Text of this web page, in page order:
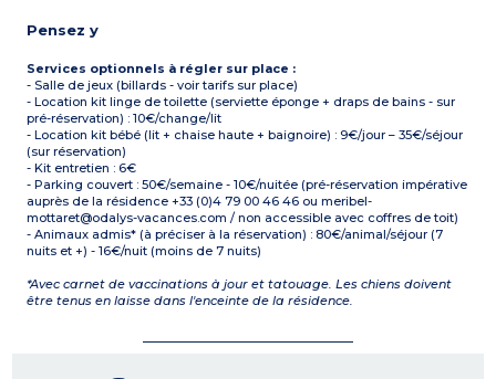
Pensez y
Services optionnels à régler sur place :
- Salle de jeux (billards - voir tarifs sur place)
- Location kit linge de toilette (serviette éponge + draps de bains - sur
pré-réservation) : 10€/change/lit
- Location kit bébé (lit + chaise haute + baignoire) : 9€/jour – 35€/séjour
(sur réservation)
- Kit entretien : 6€
- Parking couvert : 50€/semaine - 10€/nuitée (pré-réservation impérative
auprès de la résidence +33 (0)4 79 00 46 46 ou meribel-
mottaret@odalys-vacances.com / non accessible avec coffres de toit)
- Animaux admis* (à préciser à la réservation) : 80€/animal/séjour (7
nuits et +) - 16€/nuit (moins de 7 nuits)
*Avec carnet de vaccinations à jour et tatouage. Les chiens doivent
être tenus en laisse dans l'enceinte de la résidence.